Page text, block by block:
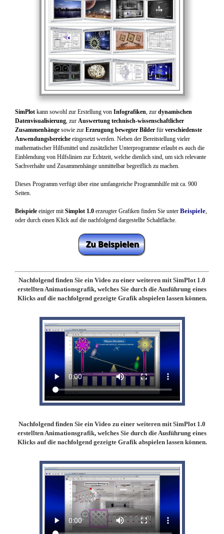
SimPlot kann sowohl zur Erstellung von Infografiken, zur dynamischen
Datenvisualisierung, zur Auswertung technisch-wissenschaftlicher
Zusammenhänge sowie zur Erzeugung bewegter Bilder für verschiedenste
Anwendungsbereiche eingesetzt werden. Neben der Bereitstellung vieler
mathematischer Hilfsmittel und zusätzlicher Unterprogramme erlaubt es auch die
Einblendung von Hilfslinien zur Echtzeit, welche dienlich sind, um sich relevante
Sachverhalte und Zusammenhänge unmittelbar begreiflich zu machen.
Dieses Programm verfügt über eine umfangreiche Programmhilfe mit ca. 900
Seiten.
Beispiele einiger mitSimplot 1.0 erzeugter Grafiken finden Sie unter Beispiele,
oder durch einen Klick auf die nachfolgend dargestellte Schaltfläche.
Nachfolgend finden Sie ein Video zu einer weiteren mit SimPlot 1.0
erstellten Animationsgrafik, welches Sie durch die Ausführung eines
Klicks auf die nachfolgend gezeigte Grafik abspielen lassen können.
Nachfolgend finden Sie ein Video zu einer weiteren mit SimPlot 1.0
erstellten Animationsgrafik, welches Sie durch die Ausführung eines
Klicks auf die nachfolgend gezeigte Grafik abspielen lassen können.